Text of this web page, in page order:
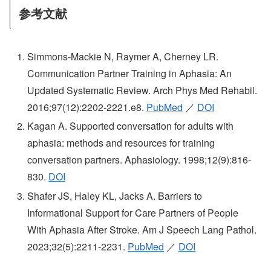
参考文献
Simmons-Mackie N, Raymer A, Cherney LR.
Communication Partner Training in Aphasia: An
Updated Systematic Review. Arch Phys Med Rehabil.
2016;97(12):2202-2221.e8. PubMed ／ DOI
Kagan A. Supported conversation for adults with
aphasia: methods and resources for training
conversation partners. Aphasiology. 1998;12(9):816-
830. DOI
Shafer JS, Haley KL, Jacks A. Barriers to
Informational Support for Care Partners of People
With Aphasia After Stroke. Am J Speech Lang Pathol.
2023;32(5):2211-2231. PubMed ／ DOI